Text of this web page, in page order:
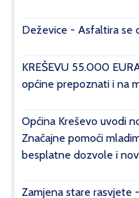
Deževice - Asfaltira se
KREŠEVU 55.000
općine prepoznati i na
Općina Kreševo uvodi
Značajne pomoći
besplatne dozvole i
Zamjena stare rasvjete